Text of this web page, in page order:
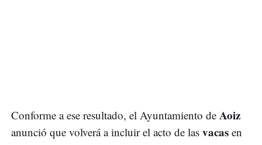
Conforme a ese resultado, el Ayuntamiento de Aoiz
anunció que volverá a incluir el acto de las vacas en